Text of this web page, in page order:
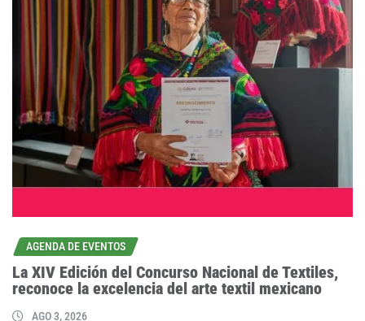
AGENDA DE EVENTOS
La XIV Edición del Concurso Nacional de Textiles,
reconoce la excelencia del arte textil mexicano
AGO 3, 2026